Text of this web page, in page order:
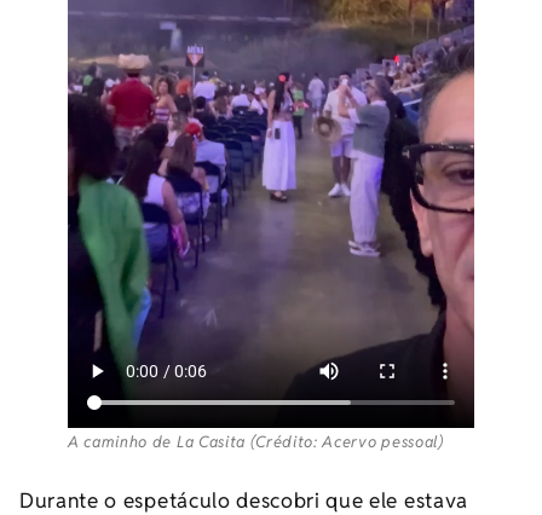
A caminho de La Casita (Crédito: Acervo pessoal)
Durante o espetáculo descobri que ele estava